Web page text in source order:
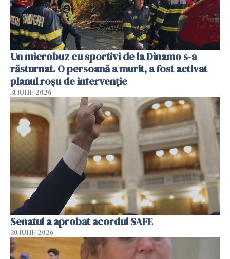
Un microbuz cu sportivi de la Dinamo s-a
răsturnat. O persoană a murit, a fost activat
planul roșu de intervenție
31 IULIE 2026
Senatul a aprobat acordul SAFE
30 IULIE 2026